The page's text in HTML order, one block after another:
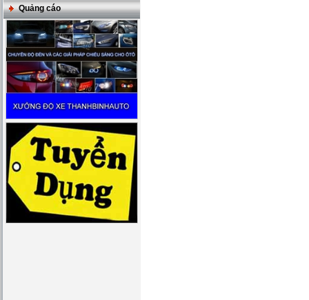
Quảng cáo